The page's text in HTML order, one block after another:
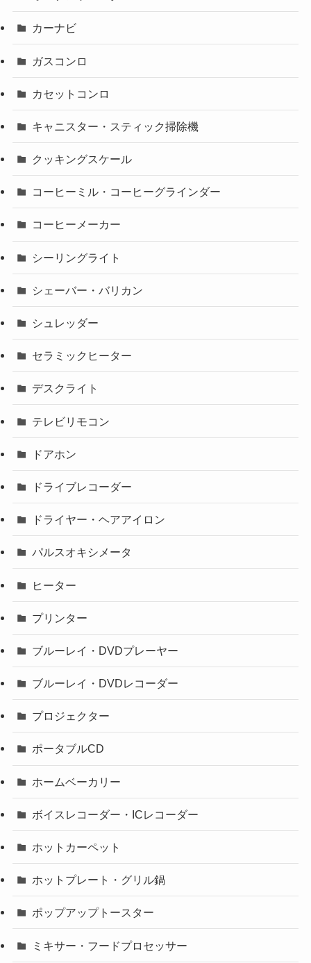
カーナビ
ガスコンロ
カセットコンロ
キャニスター・スティック掃除機
クッキングスケール
コーヒーミル・コーヒーグラインダー
コーヒーメーカー
シーリングライト
シェーバー・バリカン
シュレッダー
セラミックヒーター
デスクライト
テレビリモコン
ドアホン
ドライブレコーダー
ドライヤー・ヘアアイロン
パルスオキシメータ
ヒーター
プリンター
ブルーレイ・DVDプレーヤー
ブルーレイ・DVDレコーダー
プロジェクター
ポータブルCD
ホームベーカリー
ボイスレコーダー・ICレコーダー
ホットカーペット
ホットプレート・グリル鍋
ポップアップトースター
ミキサー・フードプロセッサー